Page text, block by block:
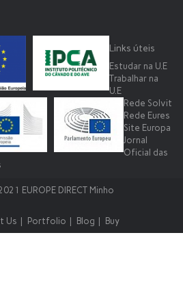
Links úteis
Estudar na U.E
Trabalhar na
U.E
Rede Solvit
Rede Eures
Site Europa
Jornal
Oficial das
EUROPE DIRECT Minho
Us Portfolio Blog Buy